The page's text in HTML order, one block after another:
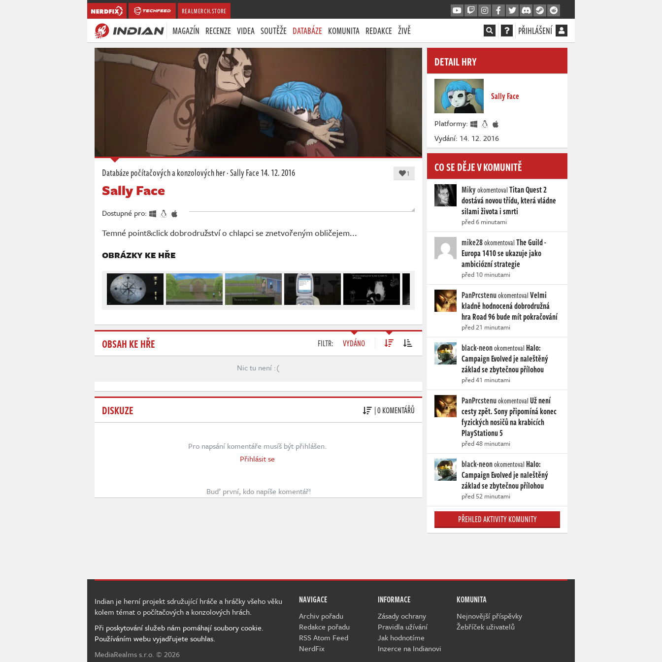
REALMERCH.STORE
MAGAZÍN RECENZE VIDEA SOUTĚŽE DATABÁZE KOMUNITA REDAKCE ŽIVĚ PŘIHLÁŠENÍ
Databáze počítačových a konzolových her·Sally Face14. 12. 2016 1
Sally Face
Dostupné pro:
Temné point&click dobrodružství o chlapci se znetvořeným obličejem...
OBRÁZKY KE HŘE
OBSAH KE HŘE FILTR: VYDÁNO
Nic tu není :(
DISKUZE | 0 KOMENTÁŘŮ
Pro napsání komentáře musíš být přihlášen.
Přihlásit se
Buď první, kdo napíše komentář!
DETAIL HRY
Sally Face
Platformy:
Vydání: 14. 12. 2016
CO SE DĚJE V KOMUNITĚ
MikyokomentovalTitan Quest 2
dostává novou třídu, která vládne
silami života i smrti
před 6 minutami
mike28okomentovalThe Guild -
Europa 1410 se ukazuje jako
ambiciózní strategie
před 10 minutami
PanPrcstenuokomentovalVelmi
kladně hodnocená dobrodružná
hra Road 96 bude mít pokračování
před 21 minutami
black-neonokomentoval Halo:
Campaign Evolved je naleštěný
základ se zbytečnou přílohou
před 41 minutami
PanPrcstenuokomentovalUž není
cesty zpět. Sony připomíná konec
fyzických nosičů na krabicích
PlayStationu 5
před 48 minutami
black-neonokomentoval Halo:
Campaign Evolved je naleštěný
základ se zbytečnou přílohou
před 52 minutami
PŘEHLED AKTIVITY KOMUNITY
NAVIGACE
Archiv pořadu
Redakce pořadu
RSS Atom Feed
NerdFix
INFORMACE
Zásady ochrany
Pravidla užívání
Jak hodnotíme
Inzerce na Indianovi
KOMUNITA
Nejnovější příspěvky
Žebříček uživatelů
Indian je herní projekt sdružující hráče a hráčky všeho věku
kolem témat o počítačových a konzolových hrách.
Při poskytování služeb nám pomáhají soubory cookie.
Používáním webu vyjadřujete souhlas.
MediaRealms s.r.o. © 2026